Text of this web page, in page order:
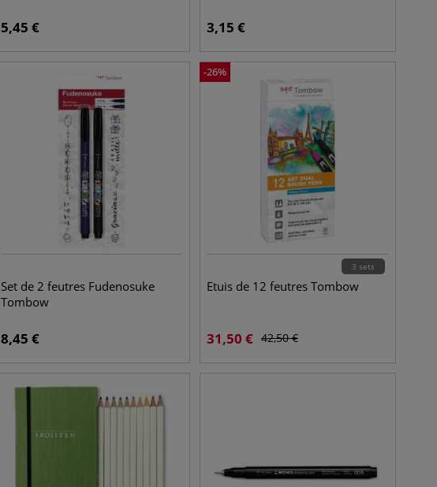
5,45 € 3,15 €
Set de 2 feutres Fudenosuke
Tombow
8,45 €
-26%
3 sets
Etuis de 12 feutres Tombow
31,50 € 42,50€